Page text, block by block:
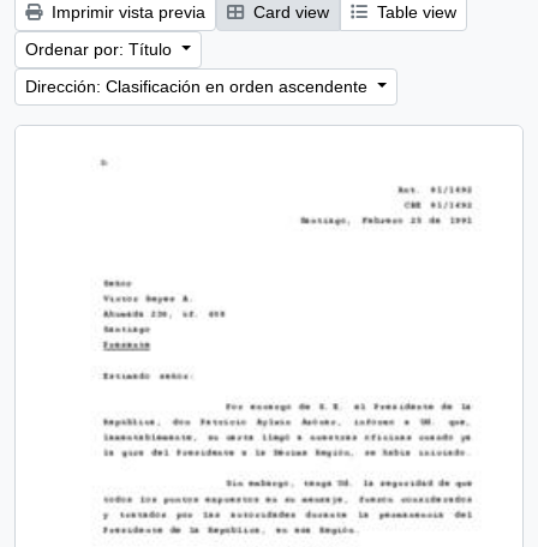
Imprimir vista previa Card view
Table view
Ordenar por: Título
Dirección: Clasificación en orden ascendente